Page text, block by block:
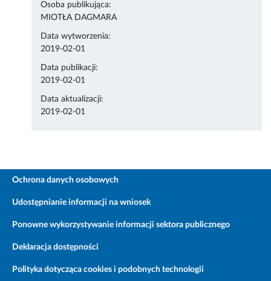
Osoba publikująca:
MIOTŁA DAGMARA
Data wytworzenia:
2019-02-01
Data publikacji:
2019-02-01
Data aktualizacji:
2019-02-01
Ochrona danych osobowych
Udostępnianie informacji na wniosek
Ponowne wykorzystywanie informacji sektora publicznego
Deklaracja dostępności
Polityka dotycząca cookies i podobnych technologii